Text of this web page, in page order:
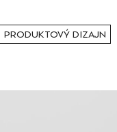
PRODUKTOVÝ DIZAJN